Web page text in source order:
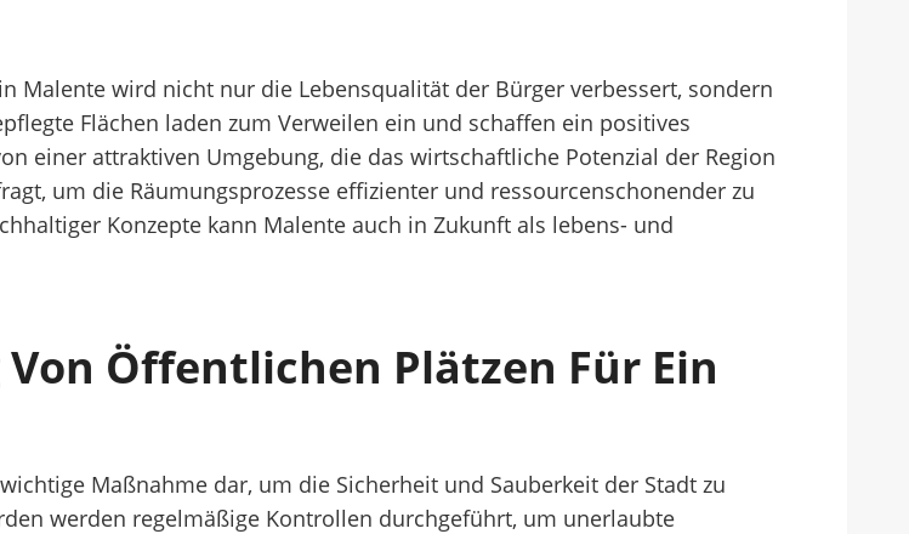
Malente wird nicht nur die Lebensqualität der Bürger verbessert, sondern
Flächen laden zum Verweilen ein und schaffen ein positives
einer attraktiven Umgebung, die das wirtschaftliche Potenzial der Region
um die Räumungsprozesse effizienter und ressourcenschonender zu
Konzepte kann Malente auch in Zukunft als lebens- und
Öffentlichen Plätzen Für Ein
Maßnahme dar, um die Sicherheit und Sauberkeit der Stadt zu
werden regelmäßige Kontrollen durchgeführt, um unerlaubte